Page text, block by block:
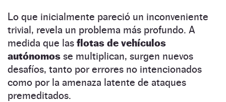
Lo que inicialmente pareció un inconveniente
trivial, revela un problema más profundo. A
medida que las flotas de vehículos
autónomos se multiplican, surgen nuevos
desafíos, tanto por errores no intencionados
como por la amenaza latente de ataques
premeditados.